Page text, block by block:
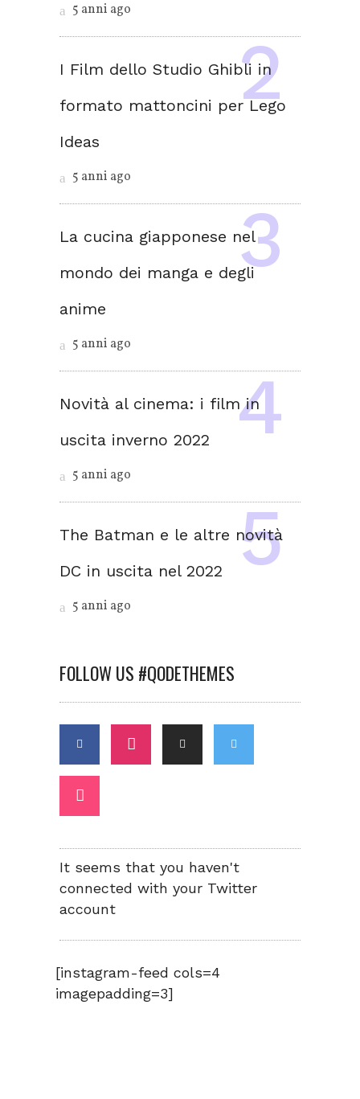
5 anni ago
I Film dello Studio Ghibli in
formato mattoncini per Lego
Ideas
5 anni ago
La cucina giapponese nel
mondo dei manga e degli
anime
5 anni ago
Novità al cinema: i film in
uscita inverno 2022
5 anni ago
The Batman e le altre novità
DC in uscita nel 2022
5 anni ago
FOLLOW US #QODETHEMES
It seems that you haven't
connected with your Twitter
account
[instagram-feed cols=4
imagepadding=3]